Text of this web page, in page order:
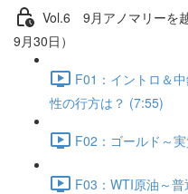
Vol.6 9⽉アノマリーを
9月30日）
F01：イントロ＆
性の行方は？ (7:55)
F02：ゴールド～
F03：WTI原油～